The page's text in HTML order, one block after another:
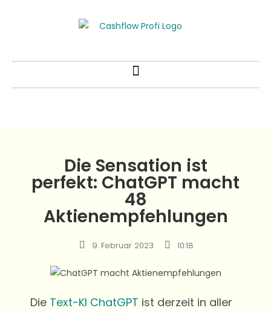
Die Sensation ist
perfekt: ChatGPT macht
48
Aktienempfehlungen
9. Februar 2023 10:18
Die Text-KI ChatGPT ist derzeit in aller